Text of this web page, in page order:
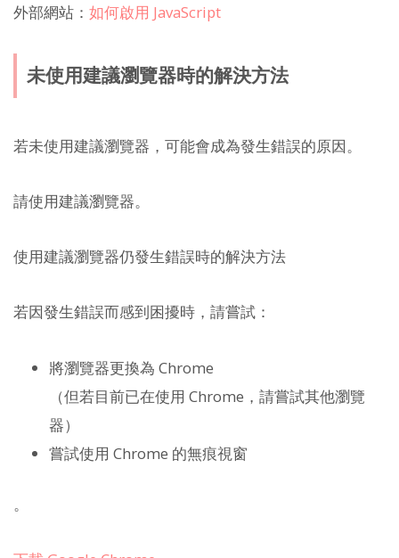
外部網站： 如何啟用 JavaScript
未使用建議瀏覽器時的解決方法
若未使用建議瀏覽器，可能會成為發生錯誤的原因。
請使用建議瀏覽器。
使用建議瀏覽器仍發生錯誤時的解決方法
若因發生錯誤而感到困擾時，請嘗試：
將瀏覽器更換為 Chrome
（但若目前已在使用 Chrome，請嘗試其他瀏覽
器）
嘗試使用 Chrome 的無痕視窗
。